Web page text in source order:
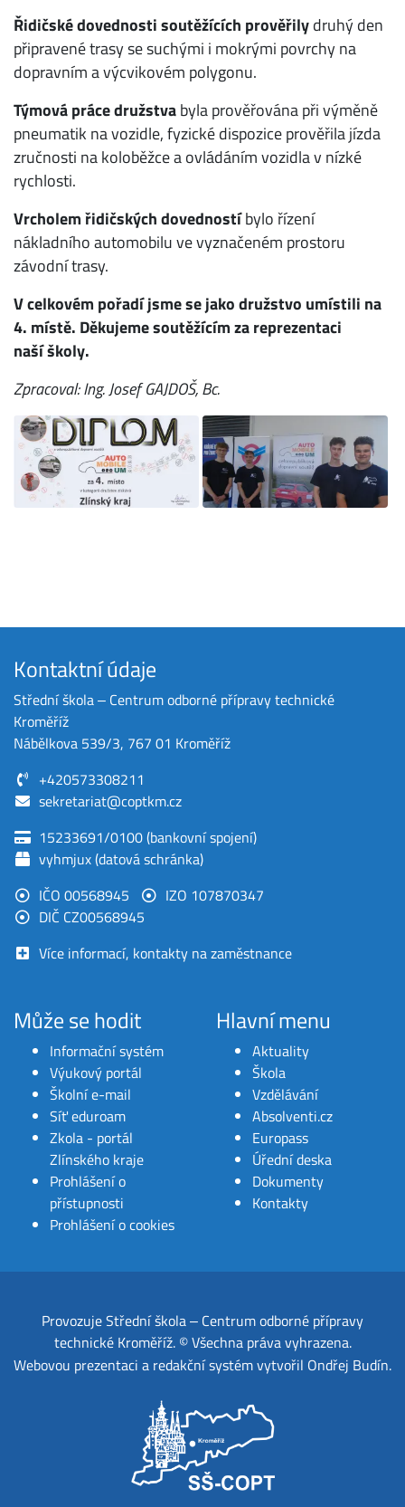
Řidičské dovednosti soutěžících prověřilydruhý den
připravené trasy se suchými i mokrými povrchy na
dopravním a výcvikovém polygonu.
Týmová práce družstvabyla prověřována při výměně
pneumatik na vozidle, fyzické dispozice prověřila jízda
zručnosti na koloběžce a ovládáním vozidla v nízké
rychlosti.
Vrcholem řidičských dovednostíbylo řízení
nákladního automobilu ve vyznačeném prostoru
závodní trasy.
V celkovém pořadí jsme se jako družstvo umístili na
4. místě. Děkujeme soutěžícím za reprezentaci
naší školy.
Zpracoval: Ing. Josef GAJDOŠ, Bc.
Kontaktní údaje
Střední škola ‒ Centrum odborné přípravy technické
Kroměříž
Nábělkova 539/3, 767 01 Kroměříž
+420573308211
sekretariat@coptkm.cz
15233691/0100 (bankovní spojení)
vyhmjux (datová schránka)
IČO 00568945
IZO 107870347
DIČ CZ00568945
Více informací, kontakty na zaměstnance
Může se hodit
Informační systém
Výukový portál
Školní e-mail
Síť eduroam
Zkola - portál
Zlínského kraje
Prohlášení o
přístupnosti
Prohlášení o cookies
Hlavní menu
Aktuality
Škola
Vzdělávání
Absolventi.cz
Europass
Úřední deska
Dokumenty
Kontakty
ProvozujeStřední škola ‒ Centrum odborné přípravy
technické Kroměříž. © Všechna práva vyhrazena.
Webovou prezentaci a redakční systémvytvořil Ondřej Budín.